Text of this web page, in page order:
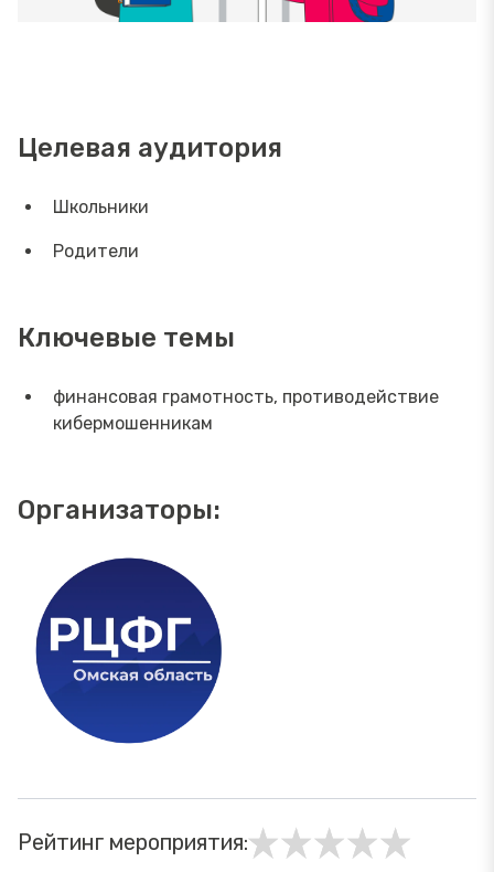
Целевая аудитория
Школьники
Родители
Ключевые темы
финансовая грамотность, противодействие
кибермошенникам
Организаторы:
Рейтинг мероприятия: